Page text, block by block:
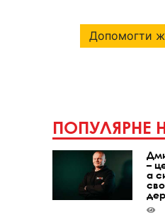
Допомогти
ПОПУЛЯРНЕ
–
а